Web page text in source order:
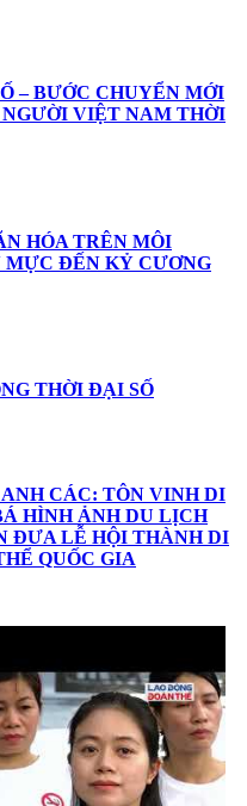
– BƯỚC CHUYỂN MỚI
VIỆT NAM THỜI
HÓA TRÊN MÔI
MỰC ĐẾN KỶ CƯƠNG
THỜI ĐẠI SỐ
CÁC: TÔN VINH DI
HÌNH ẢNH DU LỊCH
ĐƯA LỄ HỘI THÀNH DI
QUỐC GIA